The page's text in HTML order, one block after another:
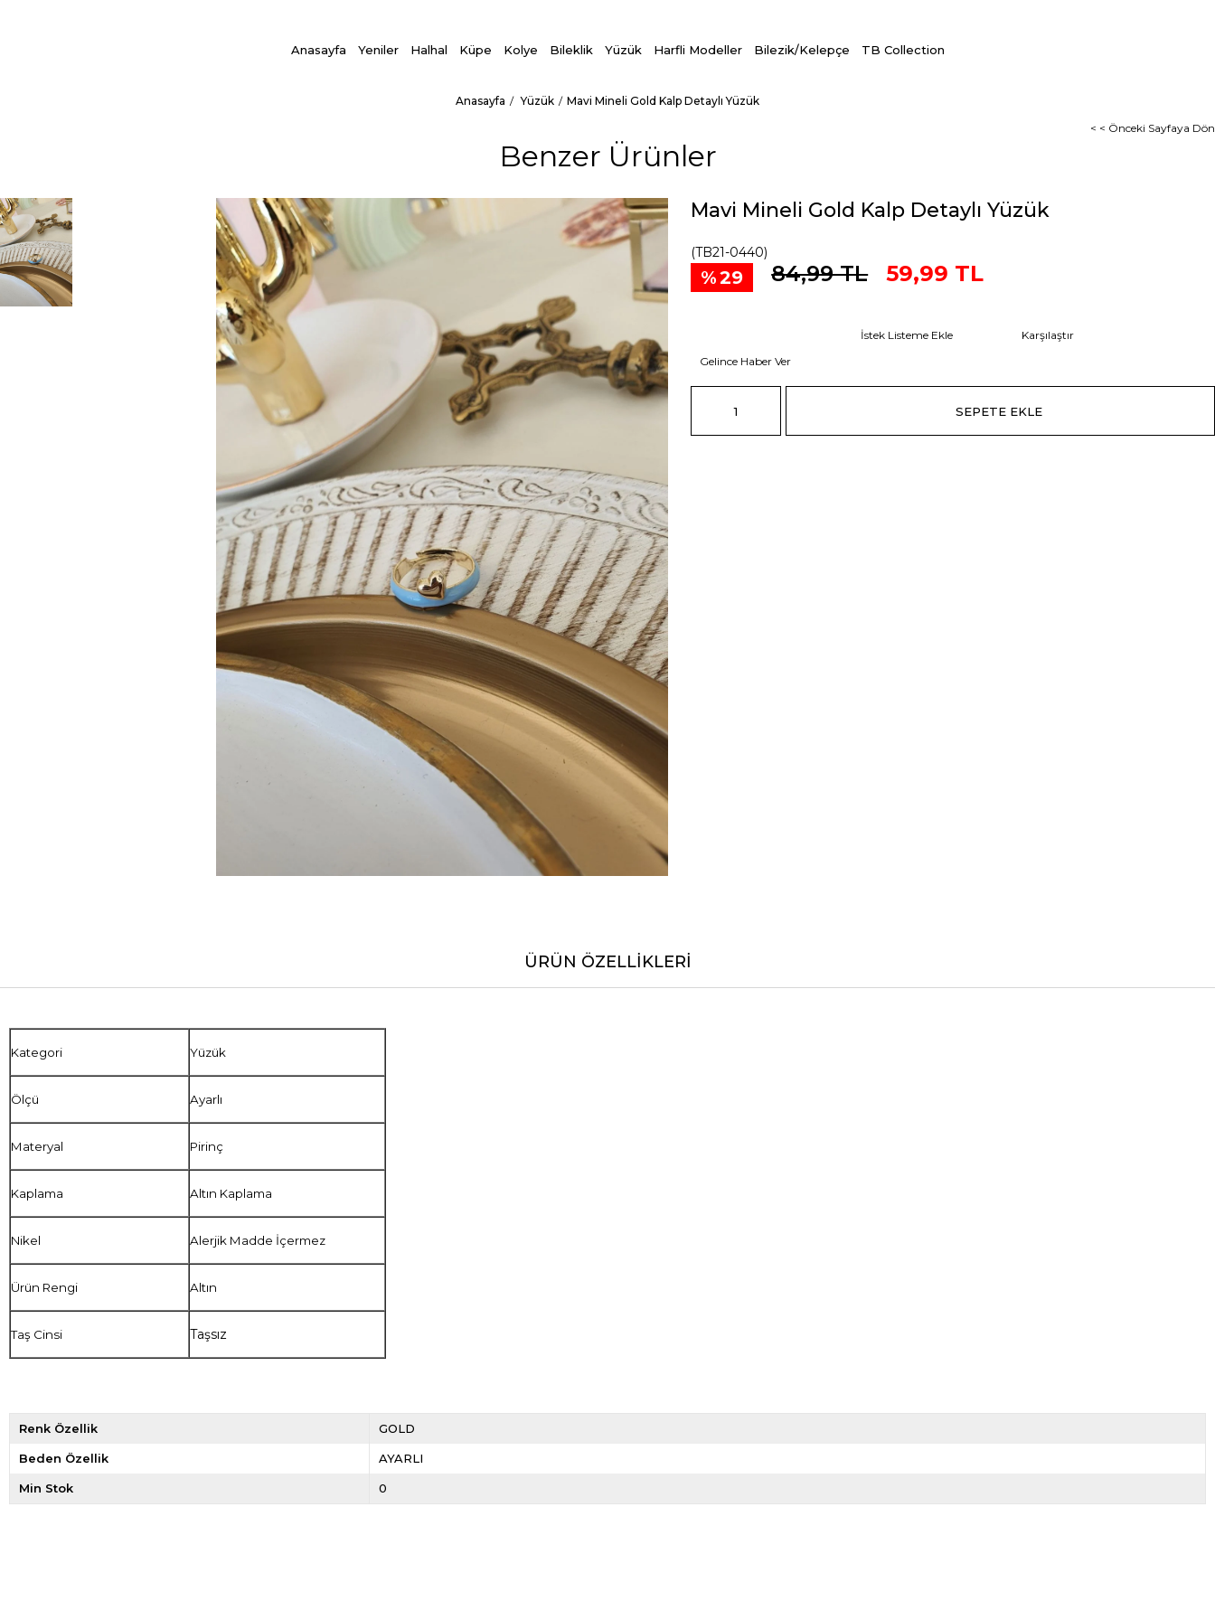
Anasayfa Yeniler Halhal Küpe Kolye Bileklik Yüzük Harfli Modeller Bilezik/Kelepçe TB Collection
Anasayfa Yüzük
Mavi Mineli Gold Kalp Detaylı Yüzük
< < Önceki Sayfaya Dön
Benzer Ürünler
Mavi Mineli Gold Kalp Detaylı Yüzük
(TB21-0440)
29 84,99 TL 59,99 TL
İstek Listeme Ekle
Karşılaştır
Gelince Haber Ver
ÜRÜN ÖZELLIKLERI
Kategori Yüzük
Ölçü Ayarlı
Materyal Pirinç
Kaplama Altın Kaplama
Nikel Alerjik Madde İçermez
Ürün Rengi Altın
Taş Cinsi Taşsız
Renk Özellik GOLD
Beden Özellik AYARLI
Min Stok 0